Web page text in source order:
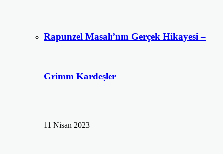
Rapunzel Masalı’nın Gerçek Hikayesi –
Grimm Kardeşler
11 Nisan 2023